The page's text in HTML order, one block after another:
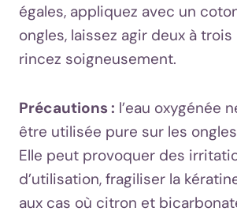
égales, appliquez avec un
ongles, laissez agir deux à
rincez soigneusement.
Précautions : l’eau oxygénée
être utilisée pure sur les
Elle peut provoquer des
d’utilisation, fragiliser la
aux cas où citron et